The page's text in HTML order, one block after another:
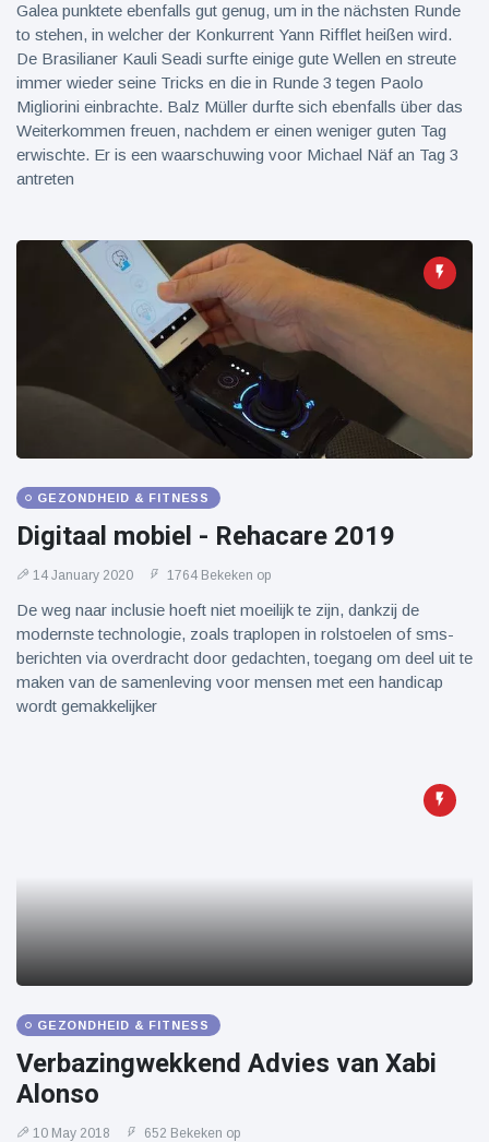
Galea punktete ebenfalls gut genug, um in the nächsten Runde
to stehen, in welcher der Konkurrent Yann Rifflet heißen wird.
De Brasilianer Kauli Seadi surfte einige gute Wellen en streute
immer wieder seine Tricks en die in Runde 3 tegen Paolo
Migliorini einbrachte. Balz Müller durfte sich ebenfalls über das
Weiterkommen freuen, nachdem er einen weniger guten Tag
erwischte. Er is een waarschuwing voor Michael Näf an Tag 3
antreten
GEZONDHEID & FITNESS
Digitaal mobiel - Rehacare 2019
14 January 2020 1764 Bekeken op
De weg naar inclusie hoeft niet moeilijk te zijn, dankzij de
modernste technologie, zoals traplopen in rolstoelen of sms-
berichten via overdracht door gedachten, toegang om deel uit te
maken van de samenleving voor mensen met een handicap
wordt gemakkelijker
GEZONDHEID & FITNESS
Verbazingwekkend Advies van Xabi
Alonso
10 May 2018 652 Bekeken op